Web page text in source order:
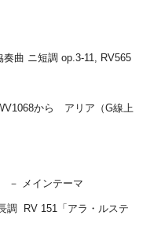
曲 ニ短調 op.3-11, RV565
から アリア（G線上
－ メインテーマ
調 RV 151「アラ・ルステ